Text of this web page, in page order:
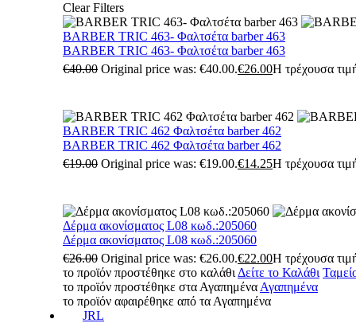
Clear Filters
BARBER TRIC 463- Φαλτσέτα barber 463
BARBER TRIC 463- Φαλτσέτα barber 463
€40.00 Original price was: €40.00.€26.00Η τρέχουσα
BARBER TRIC 462 Φαλτσέτα barber 462
BARBER TRIC 462 Φαλτσέτα barber 462
€19.00 Original price was: €19.00.€14.25Η τρέχουσα
Δέρμα ακονίσματος L08 κωδ.:205060
Δέρμα ακονίσματος L08 κωδ.:205060
€26.00 Original price was: €26.00.€22.00Η τρέχουσα
το προϊόν προστέθηκε στο καλάθι Δείτε το Καλάθι
το προϊόν προστέθηκε στα Αγαπημένα Αγαπημένα
το προϊόν αφαιρέθηκε από τα Αγαπημένα
JRL